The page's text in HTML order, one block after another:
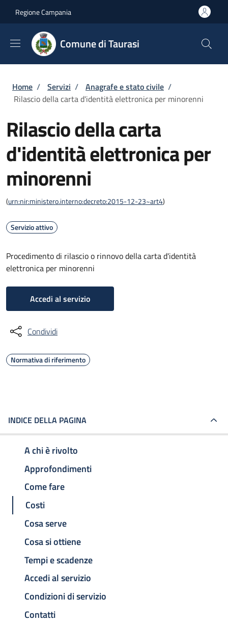
Regione Campania
Comune di Taurasi
Briciole di pane
Home / Servizi / Anagrafe e stato civile /
Rilascio della carta d'identità elettronica per minorenni
Rilascio della carta
d'identità elettronica per
minorenni
(urn:nir:ministero.interno:decreto:2015-12-23~art4)
Servizio attivo
Procedimento di rilascio o rinnovo della carta d'identità
elettronica per minorenni
Accedi al servizio
Condividi
Normativa di riferimento
INDICE DELLA PAGINA
A chi è rivolto
Approfondimenti
Come fare
Costi
Cosa serve
Cosa si ottiene
Tempi e scadenze
Accedi al servizio
Condizioni di servizio
Contatti